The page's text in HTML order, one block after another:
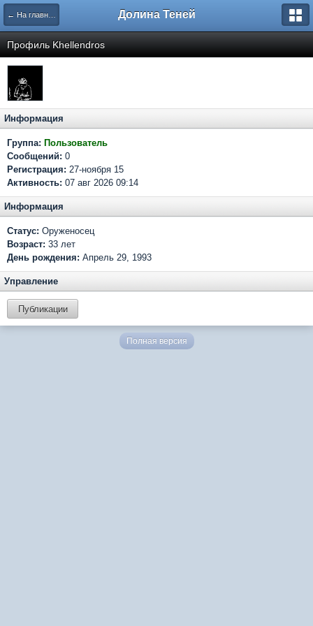
← На главную Долина Теней
Профиль Khellendros
Информация
Группа: Пользователь
Сообщений: 0
Регистрация: 27-ноября 15
Активность: 07 авг 2026 09:14
Информация
Статус: Оруженосец
Возраст: 33 лет
День рождения: Апрель 29, 1993
Управление
Публикации
Полная версия